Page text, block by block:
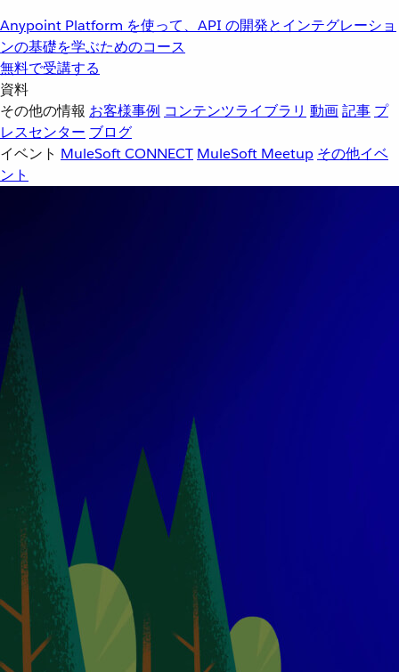
Anypoint Platform を使って、API の開発とインテグレーショ
ンの基礎を学ぶためのコース
無料で受講する
資料
その他の情報 お客様事例 コンテンツライブラリ 動画記事 プ
レスセンター ブログ
イベント MuleSoft CONNECT MuleSoft Meetup その他イベ
ント